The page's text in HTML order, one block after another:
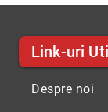
Link-uri
Despre noi